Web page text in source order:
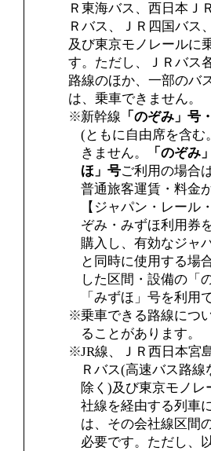
Ｒ東海バス、西日本Ｊ
Ｒバス、ＪＲ四国バス
及び東京モノレールに
す。ただし、ＪＲバス
路線のほか、一部のバ
は、乗車できません。
新幹線 「のぞみ」号
(ともに自由席を含む
きません。
「のぞみ
ほ」号ご利用の場合
普通旅客運賃・料金
【ジャパン・レール
ぞみ・みずほ利用券
購入し、有効なジャ
と同時に使用する場
した区間・設備の「
「みずほ」号を利用
乗車できる路線につ
ることがあります。
JR線、ＪＲ西日本宮
Ｒバス(高速バス路線
除く)及び東京モノレ
社線を経由する列車
は、その会社線区間
必要です。ただし、